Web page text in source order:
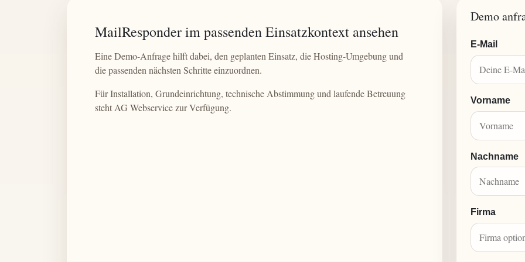
MailResponder im passenden Einsatzkontext ansehen
Eine Demo-Anfrage hilft dabei, den geplanten Einsatz, die Hosting-Umgebung und
die passenden nächsten Schritte einzuordnen.
Für Installation, Grundeinrichtung, technische Abstimmung und laufende Betreuung
steht AG Webservice zur Verfügung.
Demo
E-Mail
Vorname
Nachname
Firma